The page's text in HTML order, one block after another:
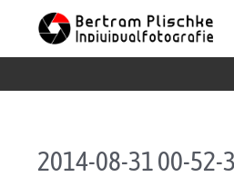
Skip to content
2014-08-31 00-52-